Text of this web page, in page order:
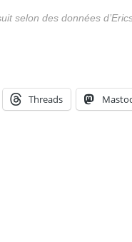
selon des données
Threads